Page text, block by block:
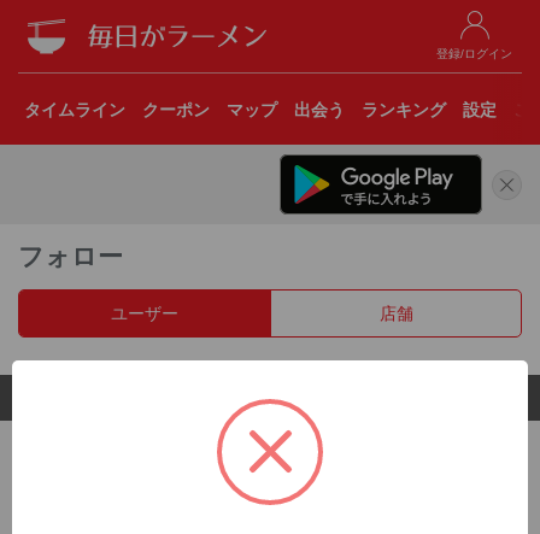
登録/ログイン
タイムライン クーポン マップ 出会う ランキング 設定
フォロー
ユーザー 店舗
© 2017 Clear Inc.